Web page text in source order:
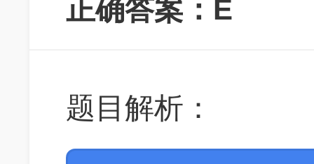
正确答案：E
题目解析：